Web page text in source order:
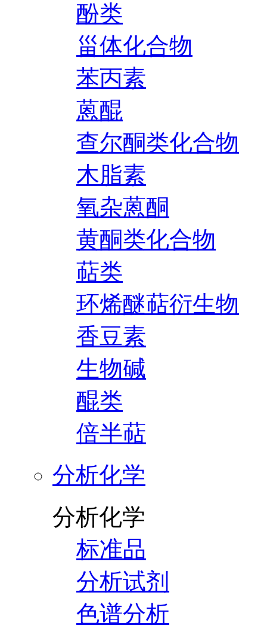
酚类
甾体化合物
苯丙素
蒽醌
查尔酮类化合物
木脂素
氧杂蒽酮
黄酮类化合物
萜类
环烯醚萜衍生物
香豆素
生物碱
醌类
倍半萜
分析化学
分析化学
标准品
分析试剂
色谱分析